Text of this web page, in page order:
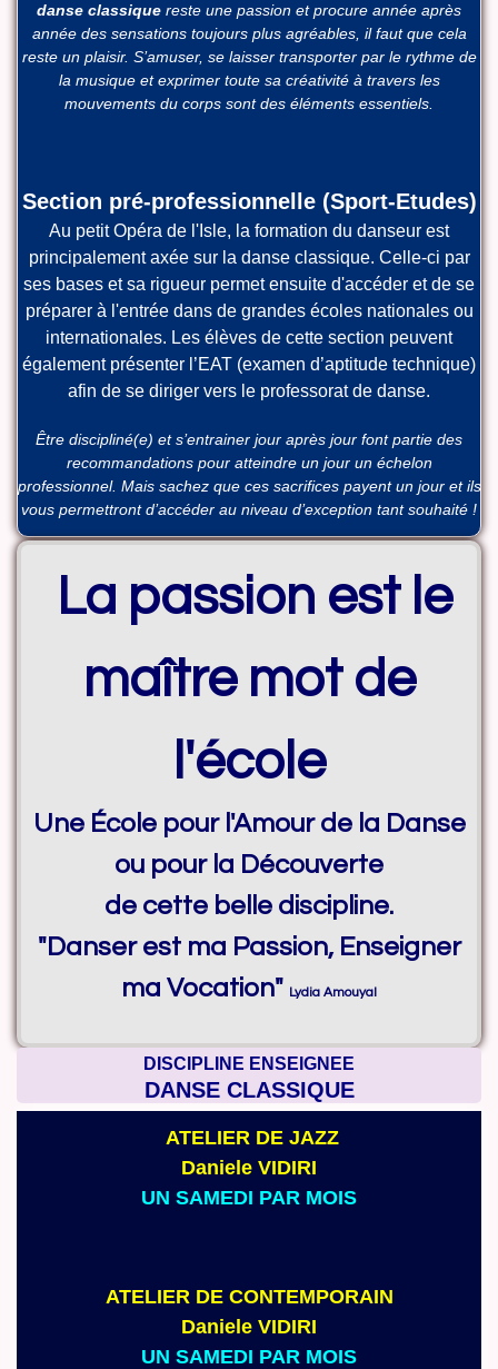
danse classique reste une passion et procure année après
année des sensations toujours plus agréables, il faut que cela
reste un plaisir. S’amuser, se laisser transporter par le rythme de
la musique et exprimer toute sa créativité à travers les
mouvements du corps sont des éléments essentiels.
Section pré-professionnelle (Sport-Etudes)
Au petit Opéra de l'Isle, la formation du danseur est
principalement axée sur la danse classique. Celle-ci par
ses bases et sa rigueur permet ensuite d'accéder et de se
préparer à l'entrée dans de grandes écoles nationales ou
internationales. Les élèves de cette section peuvent
également présenter l’EAT (examen d’aptitude technique)
afin de se diriger vers le professorat de danse.
Être discipliné(e) et s’entrainer jour après jour font partie des
recommandations pour atteindre un jour un échelon
professionnel. Mais sachez que ces sacrifices payent un jour et ils
vous permettront d’accéder au niveau d’exception tant souhaité !
La passion est le
maître mot de
l'école
Une École pour l'Amour de la Danse
ou pour la Découverte
de cette belle discipline.
"Danser est ma Passion, Enseigner
ma Vocation" Lydia Amouyal
DISCIPLINE ENSEIGNEE
DANSE CLASSIQUE
ATELIER DE JAZZ
Daniele VIDIRI
UN SAMEDI PAR MOIS
ATELIER DE CONTEMPORAIN
Daniele VIDIRI
UN SAMEDI PAR MOIS